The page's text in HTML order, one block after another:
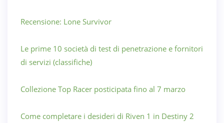
Recensione: Lone Survivor
Le prime 10 società di test di penetrazione e fornitori
di servizi (classifiche)
Collezione Top Racer posticipata fino al 7 marzo
Come completare i desideri di Riven 1 in Destiny 2